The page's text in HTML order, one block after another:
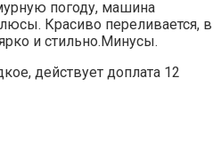
погоду, машина
Красиво переливается, в
и стильно.Минусы.
действует доплата 12